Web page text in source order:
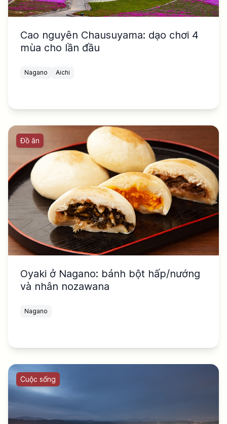
Cao nguyên Chausuyama: dạo chơi 4
mùa cho lần đầu
Nagano Aichi
Đồ ăn
Oyaki ở Nagano: bánh bột hấp/nướng
và nhân nozawana
Nagano
Cuộc sống